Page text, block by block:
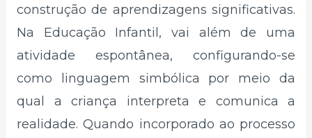
construção de aprendizagens significativas.
Na Educação Infantil, vai além de uma
atividade espontânea, configurando-se
como linguagem simbólica por meio da
qual a criança interpreta e comunica a
realidade. Quando incorporado ao processo